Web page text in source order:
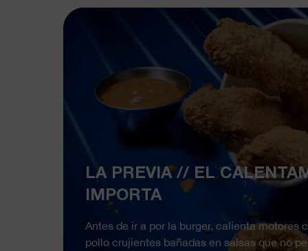
LA PREVIA // EL
IMPORTA
Antes de ir a por la burger, calienta motores
pollo crujientes bañadas en salsas que no